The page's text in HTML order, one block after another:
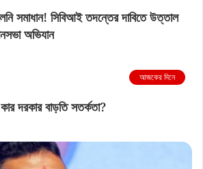
সমাধান! সিবিআই তদন্তের দাবিতে উত্তাল
অভিযান
আজকের দিনে
দরকার বাড়তি সতর্কতা?